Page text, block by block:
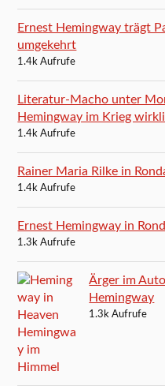
Ernest Hemingway trägt
umgekehrt
1.4k Aufrufe
Literatur-Macho unter
Hemingway im Krieg
1.4k Aufrufe
Rainer Maria Rilke in
1.4k Aufrufe
Ernest Hemingway in
1.3k Aufrufe
Ärger im
Hemingway
1.3k Aufrufe